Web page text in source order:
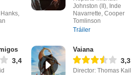
Johnston (II), Inde
Navarrette, Cooper
Tomlinson
Tráiler
3,4
Vaiana
3,3
Director: Thomas Kail